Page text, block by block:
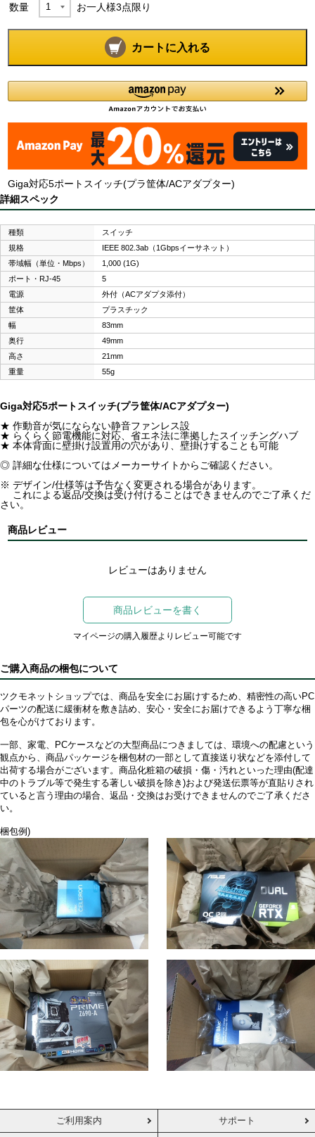
数量 お一人様3点限り
カートに入れる
Giga対応5ポートスイッチ(プラ筐体/ACアダプター)
詳細スペック
種類
スイッチ
規格
IEEE 802.3ab（1Gbpsイーサネット）
帯域幅（単位・Mbps）
1,000 (1G)
ポート・RJ-45
5
電源
外付（ACアダプタ添付）
筐体
プラスチック
幅
83mm
奥行
49mm
高さ
21mm
重量
55g
Giga対応5ポートスイッチ(プラ筐体/ACアダプター)
★ 作動音が気にならない静音ファンレス設
★ らくらく節電機能に対応、省エネ法に準拠したスイッチングハブ
★ 本体背面に壁掛け設置用の穴があり、壁掛けすることも可能
◎ 詳細な仕様についてはメーカーサイトからご確認ください。
※ デザイン/仕様等は予告なく変更される場合があります。
これによる返品/交換は受け付けることはできませんのでご了承くだ
さい。
商品レビュー
レビューはありません
商品レビューを書く
マイページの購入履歴よりレビュー可能です
ご購入商品の梱包について
ツクモネットショップでは、商品を安全にお届けするため、精密性の高いPC
パーツの配送に緩衝材を敷き詰め、安心・安全にお届けできるよう丁寧な梱
包を心がけております。
一部、家電、PCケースなどの大型商品につきましては、環境への配慮という
観点から、商品パッケージを梱包材の一部として直接送り状などを添付して
出荷する場合がございます。商品化粧箱の破損・傷・汚れといった理由(配達
中のトラブル等で発生する著しい破損を除き)および発送伝票等が直貼りされ
ていると言う理由の場合、返品・交換はお受けできませんのでご了承くださ
い。
梱包例)
ご利用案内 サポート